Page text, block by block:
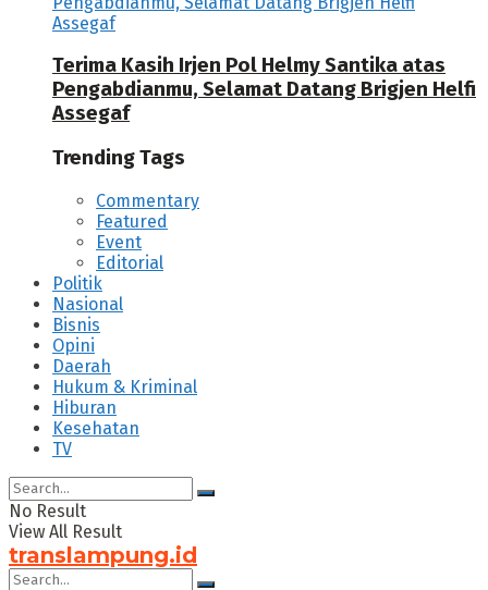
Terima Kasih Irjen Pol Helmy Santika atas
Pengabdianmu, Selamat Datang Brigjen Helfi
Assegaf
Trending Tags
Commentary
Featured
Event
Editorial
Politik
Nasional
Bisnis
Opini
Daerah
Hukum & Kriminal
Hiburan
Kesehatan
TV
No Result
View All Result
translampung.id